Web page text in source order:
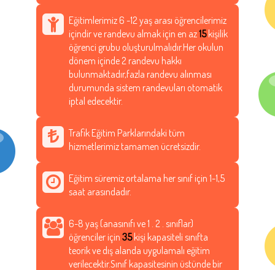
Eğitimlerimiz 6 -12 yaş arası öğrencilerimiz
içindir ve randevu almak için en az15kişilik
öğrenci grubu oluşturulmalıdır.Her okulun
dönem içinde 2 randevu hakkı
bulunmaktadır,fazla randevu alınması
durumunda sistem randevuları otomatik
iptal edecektir.
Trafik Eğitim Parklarındaki tüm
hizmetlerimiz tamamen ücretsizdir.
Eğitim süremiz ortalama her sınıf için 1-1,5
saat arasındadır.
6-8 yaş (anasınıfı ve 1 . 2 . sınıflar)
öğrenciler için 35kişi kapasiteli sınıfta
teorik ve dış alanda uygulamalı eğitim
verilecektir.Sınıf kapasitesinin üstünde bir